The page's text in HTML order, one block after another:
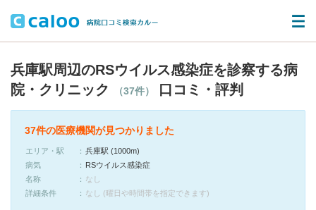
兵庫駅周辺のRSウイルス感染症を診察する病
院・クリニック
（37件） 口コミ・評判
37件の医療機関が見つかりました
エリア・駅
兵庫駅 (1000m)
病気
RSウイルス感染症
名称
なし
詳細条件
なし (曜日や時間帯を指定できます)